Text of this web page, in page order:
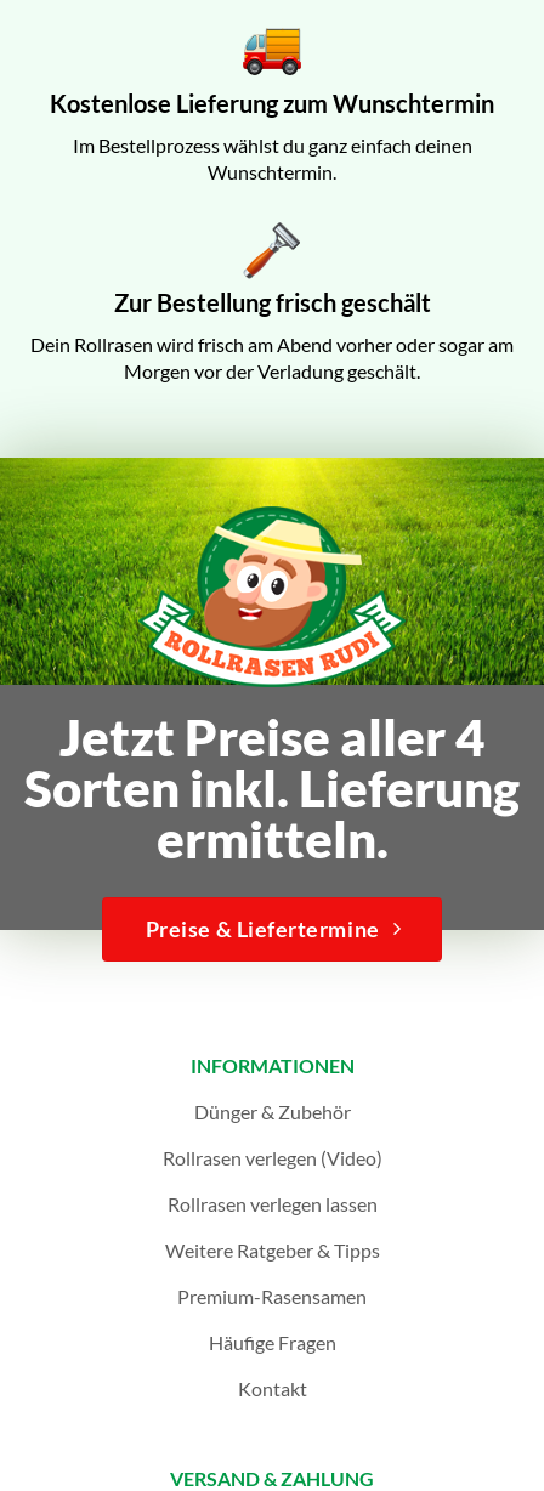
Kostenlose Lieferung zum Wunschtermin
Im Bestellprozess wählst du ganz einfach deinen
Wunschtermin.
Zur Bestellung frisch geschält
Dein Rollrasen wird frisch am Abend vorher oder sogar am
Morgen vor der Verladung geschält.
Jetzt Preise aller 4
Sorten inkl. Lieferung
ermitteln.
Preise & Liefertermine
INFORMATIONEN
Dünger & Zubehör
Rollrasen verlegen (Video)
Rollrasen verlegen lassen
Weitere Ratgeber & Tipps
Premium-Rasensamen
Häufige Fragen
Kontakt
VERSAND & ZAHLUNG